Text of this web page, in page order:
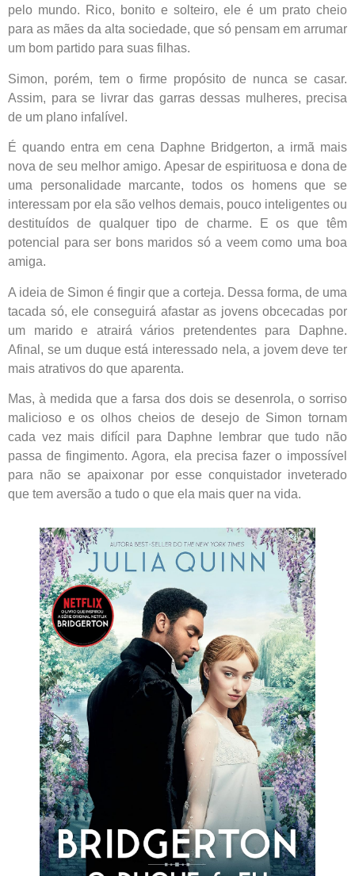
pelo mundo. Rico, bonito e solteiro, ele é um prato cheio
para as mães da alta sociedade, que só pensam em arrumar
um bom partido para suas filhas.
Simon, porém, tem o firme propósito de nunca se casar.
Assim, para se livrar das garras dessas mulheres, precisa
de um plano infalível.
É quando entra em cena Daphne Bridgerton, a irmã mais
nova de seu melhor amigo. Apesar de espirituosa e dona de
uma personalidade marcante, todos os homens que se
interessam por ela são velhos demais, pouco inteligentes ou
destituídos de qualquer tipo de charme. E os que têm
potencial para ser bons maridos só a veem como uma boa
amiga.
A ideia de Simon é fingir que a corteja. Dessa forma, de uma
tacada só, ele conseguirá afastar as jovens obcecadas por
um marido e atrairá vários pretendentes para Daphne.
Afinal, se um duque está interessado nela, a jovem deve ter
mais atrativos do que aparenta.
Mas, à medida que a farsa dos dois se desenrola, o sorriso
malicioso e os olhos cheios de desejo de Simon tornam
cada vez mais difícil para Daphne lembrar que tudo não
passa de fingimento. Agora, ela precisa fazer o impossível
para não se apaixonar por esse conquistador inveterado
que tem aversão a tudo o que ela mais quer na vida.